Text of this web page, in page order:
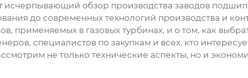
исчерпывающий обзор производства заводов
до современных технологий производства и
применяемых в газовых турбинах, и о том, как
специалистов по закупкам и всех, кто
не только технические аспекты, но и